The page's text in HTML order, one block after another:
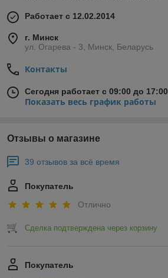
Работает с 12.02.2014
г. Минск
ул. Огарева - 3, Минск, Беларусь
Контакты
Сегодня работает с 09:00 до 17:00
Показать весь график работы
Отзывы о магазине
39 отзывов за всё время
Покупатель
Отлично
Сделка подтверждена через корзину
Покупатель